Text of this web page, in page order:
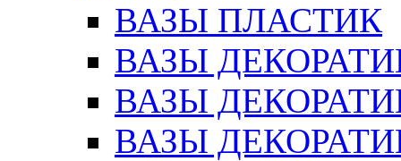
ВАЗЫ ПЛАСТИК
ВАЗЫ
ВАЗЫ
ВАЗЫ